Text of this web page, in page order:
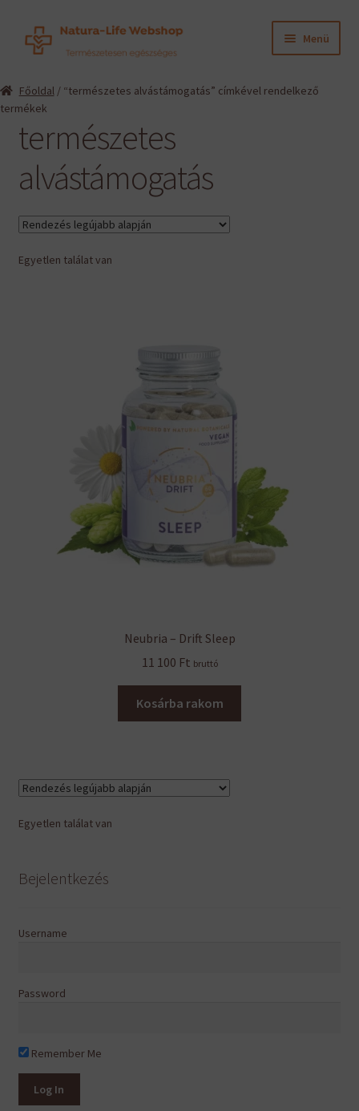
Ugrás
Kilépés
Menü
child
Információk
Gyártók
Viszonteladók, szakembereknek
Főoldal/ “természetes alvástámogatás” címkével rendelkező
termékek
természetes
alvástámogatás
Egyetlen találat van
Neubria – Drift Sleep
11 100 Ft bruttó
Kosárba rakom
Egyetlen találat van
Bejelentkezés
Username
Password
Remember Me